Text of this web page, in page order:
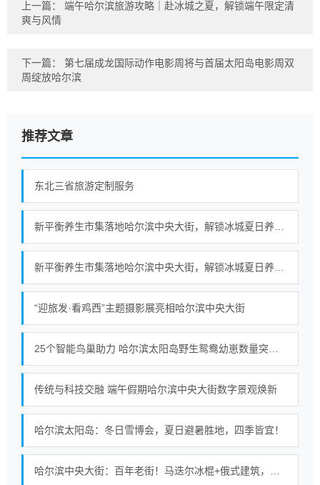
上一篇： 端午哈尔滨旅游攻略｜赴冰城之夏，解锁端午限定清
爽与风情
下一篇： 第七届成龙国际动作电影周将与首届太阳岛电影周双
周绽放哈尔滨
推荐文章
东北三省旅游定制服务
“迎旅发·看鸡西”主题摄影展亮相哈尔滨中央大街
传统与科技交融 端午假期哈尔滨中央大街数字景观焕新
哈尔滨太阳岛：冬日雪博会，夏日避暑胜地，四季皆宜！